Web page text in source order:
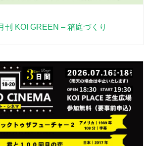
刊 KOI GREEN – 箱庭づくり